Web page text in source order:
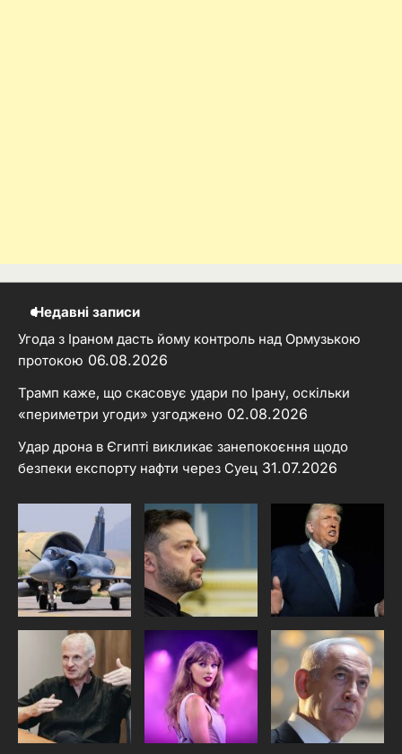
Недавні записи
Угода з Іраном дасть йому контроль над Ормузькою
протокою 06.08.2026
Трамп каже, що скасовує удари по Ірану, оскільки
«периметри угоди» узгоджено 02.08.2026
Удар дрона в Єгипті викликає занепокоєння щодо
безпеки експорту нафти через Суец 31.07.2026